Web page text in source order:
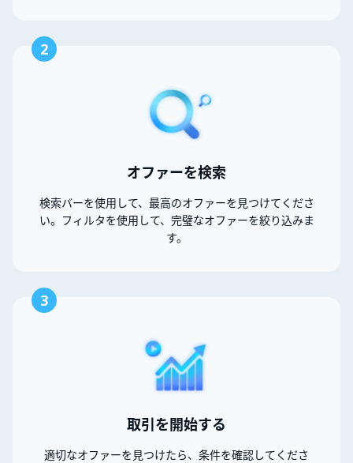
2
オファーを検索
検索バーを使用して、最高のオファーを見つけてくださ
い。フィルタを使用して、完璧なオファーを絞り込みま
す。
3
取引を開始する
適切なオファーを見つけたら、条件を確認してくださ